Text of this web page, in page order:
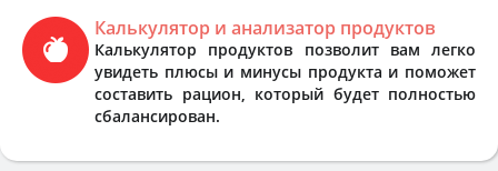
Калькулятор и анализатор продуктов
Калькулятор продуктов позволит вам легко
увидеть плюсы и минусы продукта и поможет
составить рацион, который будет полностью
сбалансирован.